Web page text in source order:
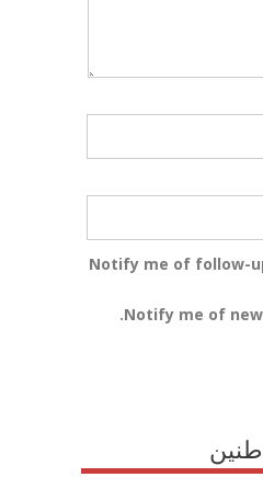
Notify me of follow-
Notify me of